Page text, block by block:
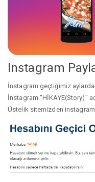
Instagram
İnstagram geçtiğimiz
İnstagram ''HİKAYE(Story)''
Üstelik sitemizden